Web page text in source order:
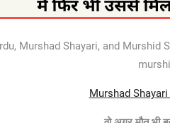
Murshad Shayari, and
Murshad Shayari